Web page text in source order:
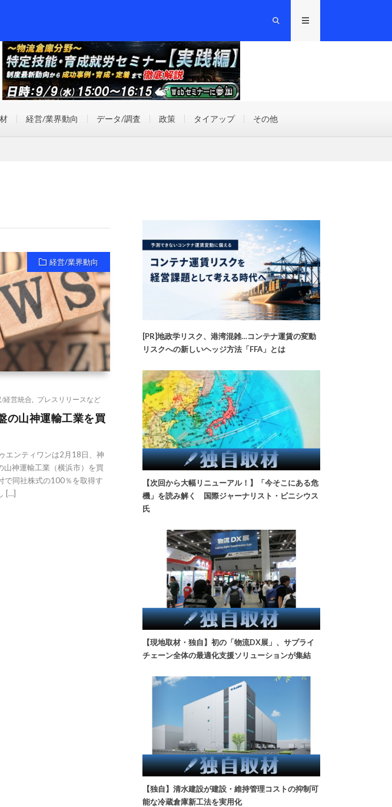
経営/業界動向 データ/調査 政策 タイアップ その他
経営/業界動向
経営統合 プレスリリースなど
の山神運輸工業を買
エンティワンは2月18日、神
山神運輸工業（横浜市）を買
で同社株式の100％を取得す
[…]
[PR]地政学リスク、港湾混雑…コンテナ運賃の変動
リスクへの新しいヘッジ方法「FFA」とは
【次回から大幅リニューアル！】「今そこにある危
機」を読み解く 国際ジャーナリスト・ビニシウス
氏
【現地取材・独自】初の「物流DX展」、サプライ
チェーン全体の最適化支援ソリューションが集結
【独自】清水建設が建設・維持管理コストの抑制可
能な冷蔵倉庫新工法を実用化